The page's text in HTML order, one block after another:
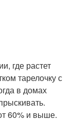
где растет
тарелочку с
в домах
60% и выше.